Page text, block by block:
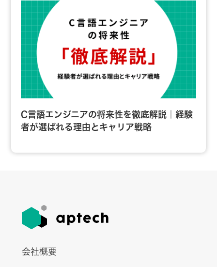
C言語エンジニアの将来性を徹底解説｜経験
者が選ばれる理由とキャリア戦略
会社概要